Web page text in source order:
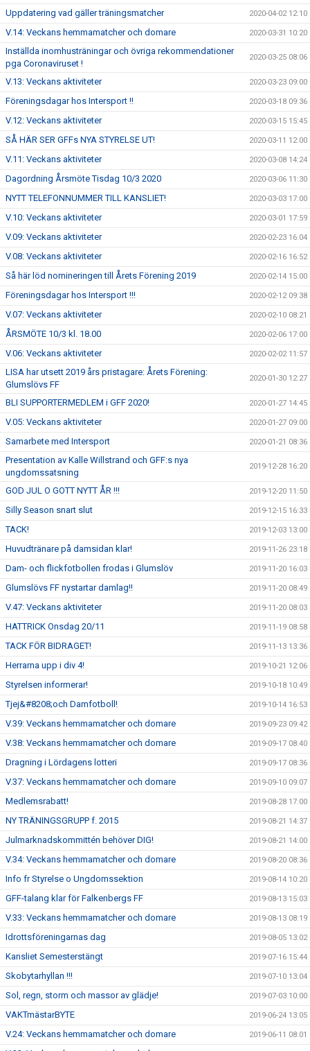
Uppdatering vad gäller träningsmatcher 2020-04-02 12:10
V.14: Veckans hemmamatcher och domare 2020-03-31 10:20
Inställda inomhusträningar och övriga rekommendationer
pga Coronaviruset !
2020-03-25 08:06
V.13: Veckans aktiviteter 2020-03-23 09:00
Föreningsdagar hos Intersport !! 2020-03-18 09:36
V.12: Veckans aktiviteter 2020-03-15 15:45
SÅ HÄR SER GFFs NYA STYRELSE UT! 2020-03-11 12:00
V.11: Veckans aktiviteter 2020-03-08 14:24
Dagordning Årsmöte Tisdag 10/3 2020 2020-03-06 11:30
NYTT TELEFONNUMMER TILL KANSLIET! 2020-03-03 17:00
V.10: Veckans aktiviteter 2020-03-01 17:59
V.09: Veckans aktiviteter 2020-02-23 16:04
V.08: Veckans aktiviteter 2020-02-16 16:52
Så här löd nomineringen till Årets Förening 2019 2020-02-14 15:00
Föreningsdagar hos Intersport !!! 2020-02-12 09:38
V.07: Veckans aktiviteter 2020-02-10 08:21
ÅRSMÖTE 10/3 kl. 18.00 2020-02-06 17:00
V.06: Veckans aktiviteter 2020-02-02 11:57
LISA har utsett 2019 års pristagare: Årets Förening:
Glumslövs FF
2020-01-30 12:27
BLI SUPPORTERMEDLEM i GFF 2020! 2020-01-27 14:45
V.05: Veckans aktiviteter 2020-01-27 09:00
Samarbete med Intersport 2020-01-21 08:36
Presentation av Kalle Willstrand och GFF:s nya
ungdomssatsning
2019-12-28 16:20
GOD JUL O GOTT NYTT ÅR !!! 2019-12-20 11:50
Silly Season snart slut 2019-12-15 16:33
TACK! 2019-12-03 13:00
Huvudtränare på damsidan klar! 2019-11-26 23:18
Dam- och flickfotbollen frodas i Glumslöv 2019-11-20 16:03
Glumslövs FF nystartar damlag!! 2019-11-20 08:49
V.47: Veckans aktiviteter 2019-11-20 08:03
HATTRICK Onsdag 20/11 2019-11-19 08:58
TACK FÖR BIDRAGET! 2019-11-13 13:36
Herrarna upp i div 4! 2019-10-21 12:06
Styrelsen informerar! 2019-10-18 10:49
Tjej&#8208;och Damfotboll! 2019-10-14 16:53
V.39: Veckans hemmamatcher och domare 2019-09-23 09:42
V.38: Veckans hemmamatcher och domare 2019-09-17 08:40
Dragning i Lördagens lotteri 2019-09-17 08:36
V.37: Veckans hemmamatcher och domare 2019-09-10 09:07
Medlemsrabatt! 2019-08-28 17:00
NY TRÄNINGSGRUPP f. 2015 2019-08-21 14:37
Julmarknadskommittén behöver DIG! 2019-08-21 14:00
V.34: Veckans hemmamatcher och domare 2019-08-20 08:36
Info fr Styrelse o Ungdomssektion 2019-08-14 10:20
GFF-talang klar för Falkenbergs FF 2019-08-13 15:03
V.33: Veckans hemmamatcher och domare 2019-08-13 08:19
Idrottsföreningarnas dag 2019-08-05 13:02
Kansliet Semesterstängt 2019-07-16 15:44
Skobytarhyllan !!! 2019-07-10 13:04
Sol, regn, storm och massor av glädje! 2019-07-03 10:00
VAKTmästarBYTE 2019-06-24 13:05
V.24: Veckans hemmamatcher och domare 2019-06-11 08:01